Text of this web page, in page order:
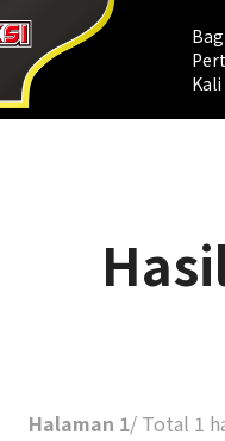
Halaman 1/ Total 1